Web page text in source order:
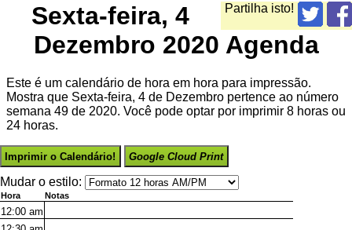
Partilha isto!
Sexta-feira, 4
Dezembro 2020 Agenda
Este é um calendário de hora em hora para impressão.
Mostra que Sexta-feira, 4 de Dezembro pertence ao número
semana 49 de 2020. Você pode optar por imprimir 8 horas ou
24 horas.
Imprimir o Calendário! Google Cloud Print
Mudar o estilo:
Hora Notas
12:00 am